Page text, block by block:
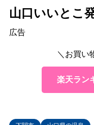
山口いいとこ
広告
＼お買い
楽天ラン
大河内温泉とは
田舎道の途中